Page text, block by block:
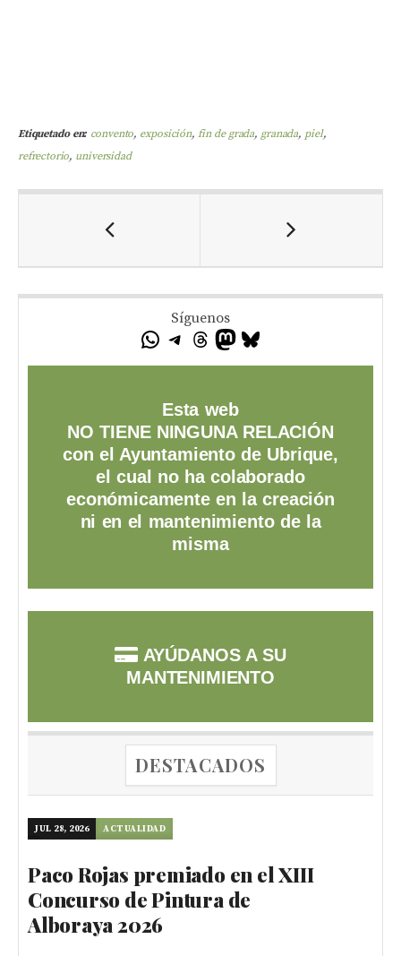
Etiquetado en: convento, exposición,fin de grada, granada, piel,
refrectorio, universidad
Síguenos
Esta web
NO TIENE NINGUNA RELACIÓN
con el Ayuntamiento de Ubrique,
el cual no ha colaborado
económicamente en la creación
ni en el mantenimiento de la
misma
AYÚDANOS A SU
MANTENIMIENTO
DESTACADOS
JUL 28, 2026 ACTUALIDAD
Paco Rojas premiado en el XIII
Concurso de Pintura de
Alboraya 2026